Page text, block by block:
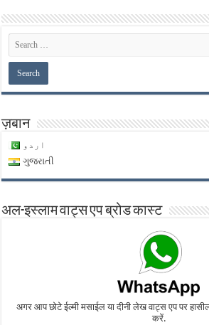
ज़बान
اردو
ગુજરાતી
अल-इस्लाम वाट्स एप ब्रोड कास्ट
अगर आप छोटे ईल्मी मसाईल या दीनी लेख वाट्स एप पर
करें.